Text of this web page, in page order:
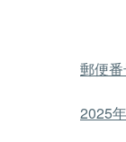
郵便
2025